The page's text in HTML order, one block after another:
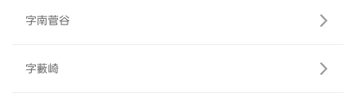
字南菅谷
字藪崎